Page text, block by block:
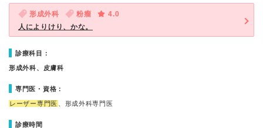
形成外科 粉瘤
4.0
人によりけり、かな。
診療科目：
形成外科、皮膚科
専門医・資格：
レーザー専門医 、形成外科専門医
診療時間